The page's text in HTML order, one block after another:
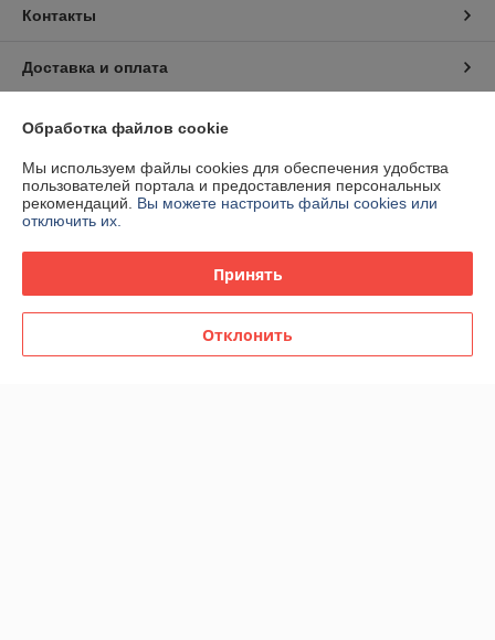
Контакты
Доставка и оплата
График работы
Полная версия сайта
Политика обработки cookies
Сайт создан на платформе Deal.by
Обработка файлов cookie
Мы используем файлы cookies для обеспечения удобства
пользователей портала и предоставления персональных
рекомендаций. Вы можете настроить файлы cookies или
отключить их.
Принять
Отклонить